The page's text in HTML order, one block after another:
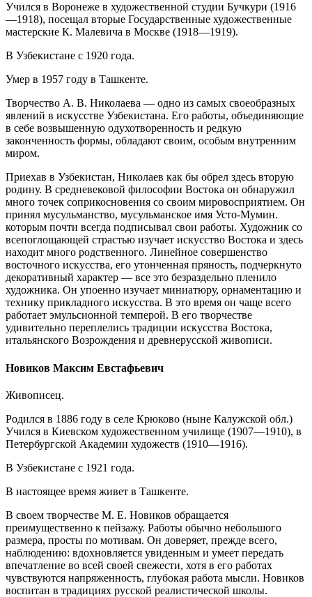
Учился в Воронеже в художественной студии Бучкури (1916
—1918), посещал вторые Государственные художественные
мастерские К. Малевича в Москве (1918—1919).
В Узбекистане с 1920 года.
Умер в 1957 году в Ташкенте.
Творчество А. В. Николаева — одно из самых своеобразных
явлений в искусстве Узбекистана. Его работы, объединяющие
в себе возвышенную одухотворенность и редкую
законченность формы, обладают своим, особым внутренним
миром.
Приехав в Узбекистан, Николаев как бы обрел здесь вторую
родину. В средневековой философии Востока он обнаружил
много точек соприкосновения со своим мировосприятием. Он
принял мусульманство, мусульманское имя Усто-Мумин.
которым почти всегда подписывал свои работы. Художник со
всепоглощающей страстью изучает искусство Востока и здесь
находит много родственного. Линейное совершенство
восточного искусства, его утонченная пряность, подчеркнуто
декоративный характер — все это безраздельно пленило
художника. Он упоенно изучает миниатюру, орнаментацию и
технику прикладного искусства. В это время он чаще всего
работает эмульсионной темперой. В его творчестве
удивительно переплелись традиции искусства Востока,
итальянского Возрождения и древнерусской живописи.
Новиков Максим Евстафьевич
Живописец.
Родился в 1886 году в селе Крюково (ныне Калужской обл.)
Учился в Киевском художественном училище (1907—1910), в
Петербургской Академии художеств (1910—1916).
В Узбекистане с 1921 года.
В настоящее время живет в Ташкенте.
В своем творчестве М. Е. Новиков обращается
преимущественно к пейзажу. Работы обычно небольшого
размера, просты по мотивам. Он доверяет, прежде всего,
наблюдению: вдохновляется увиденным и умеет передать
впечатление во всей своей свежести, хотя в его работах
чувствуются напряженность, глубокая работа мысли. Новиков
воспитан в традициях русской реалистической школы.